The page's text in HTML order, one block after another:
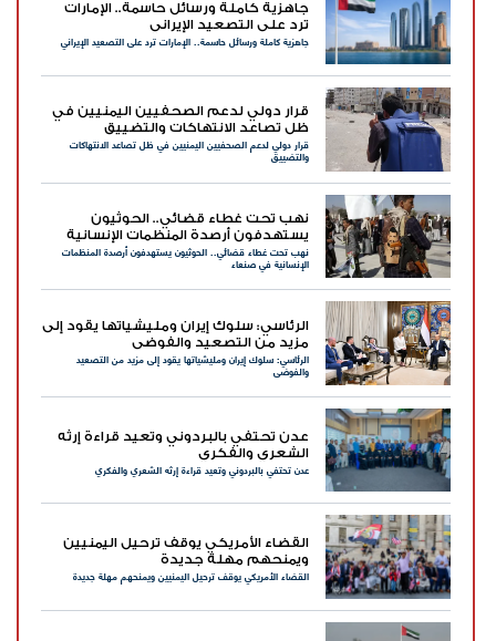
جاهزية كاملة ورسائل حاسمة.. الإمارات
ترد على التصعيد الإيراني
جاهزية كاملة ورسائل حاسمة.. الإمارات ترد على التصعيد الإيراني
قرار دولي لدعم الصحفيين اليمنيين في
ظل تصاعد الانتهاكات والتضييق
قرار دولي لدعم الصحفيين اليمنيين في ظل تصاعد الانتهاكات
والتضييق
نهب تحت غطاء قضائي.. الحوثيون
يستهدفون أرصدة المنظمات الإنسانية
في صنعاء
نهب تحت غطاء قضائي.. الحوثيون يستهدفون أرصدة المنظمات
الإنسانية في صنعاء
الرئاسي: سلوك إيران ومليشياتها يقود إلى
مزيد من التصعيد والفوضى
الرئاسي: سلوك إيران ومليشياتها يقود إلى مزيد من التصعيد
والفوضى
عدن تحتفي بالبردوني وتعيد قراءة إرثه
الشعري والفكري
عدن تحتفي بالبردوني وتعيد قراءة إرثه الشعري والفكري
القضاء الأمريكي يوقف ترحيل اليمنيين
ويمنحهم مهلة جديدة
القضاء الأمريكي يوقف ترحيل اليمنيين ويمنحهم مهلة جديدة